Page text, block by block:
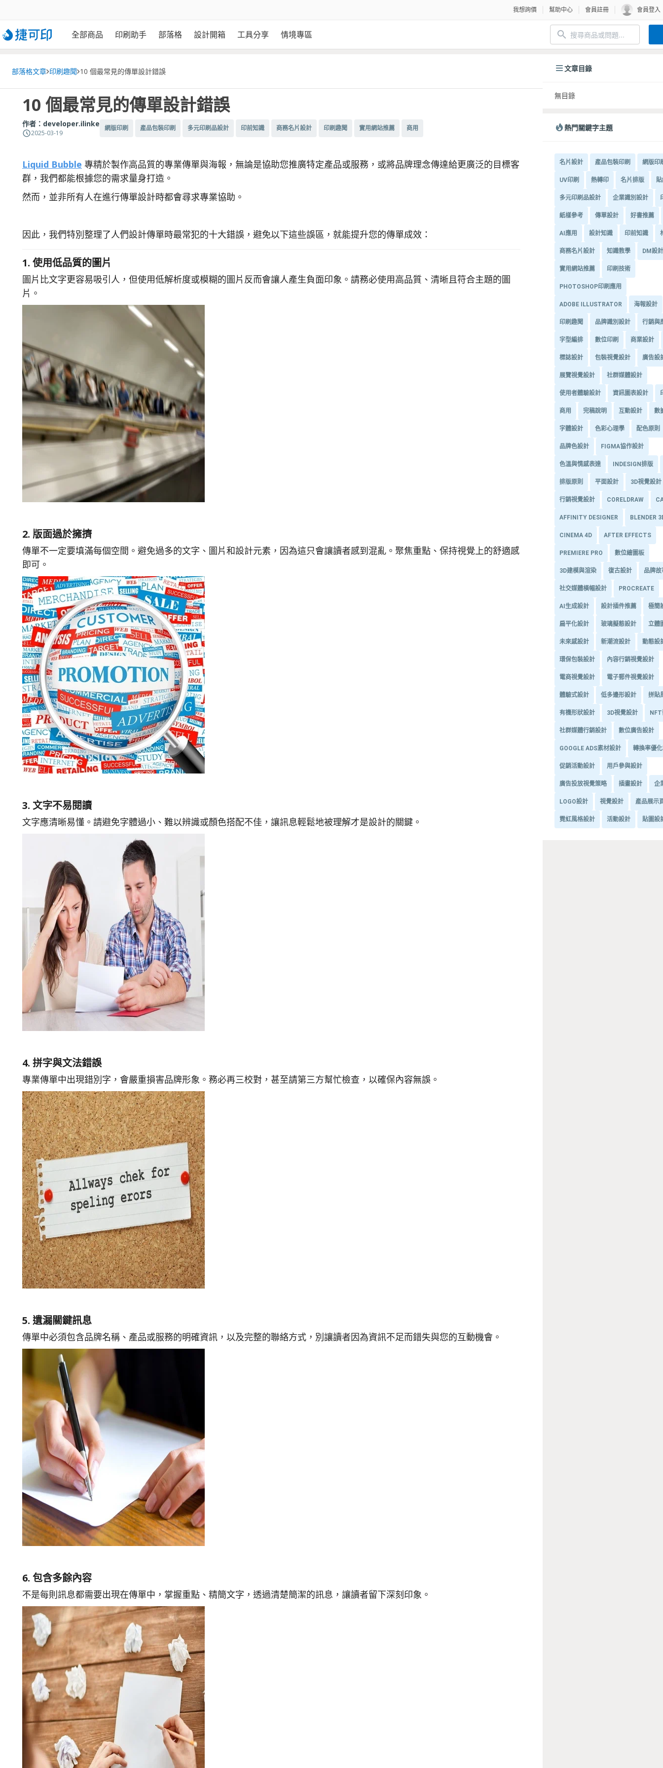
我想詢價 幫助中心 會員註冊 會員登入
全部商品 印刷助手 部落格 設計開箱 工具分享 情境專區
部落格文章 印刷趣聞 10 個最常見的傳單設計錯誤
10 個最常見的傳單設計錯誤
作者： developer.ilinke
2025-03-19
網版印刷 產品包裝印刷 多元印刷品設計 印前知識 商務名片設計 印刷趣聞 實用網站推薦 商用
Liquid Bubble 專精於製作高品質的專業傳單與海報，無論是協助您推廣特定產品或服務，或將品牌理念傳達給更廣泛的目標客
群，我們都能根據您的需求量身打造。
然而，並非所有人在進行傳單設計時都會尋求專業協助。
因此，我們特別整理了人們設計傳單時最常犯的十大錯誤，避免以下這些誤區，就能提升您的傳單成效：
1. 使用低品質的圖片
圖片比文字更容易吸引人，但使用低解析度或模糊的圖片反而會讓人產生負面印象。請務必使用高品質、清晰且符合主題的圖
片。
2. 版面過於擁擠
傳單不一定要填滿每個空間。避免過多的文字、圖片和設計元素，因為這只會讓讀者感到混亂。聚焦重點、保持視覺上的舒適感
即可。
3. 文字不易閱讀
文字應清晰易懂。請避免字體過小、難以辨識或顏色搭配不佳，讓訊息輕鬆地被理解才是設計的關鍵。
4. 拼字與文法錯誤
專業傳單中出現錯別字，會嚴重損害品牌形象。務必再三校對，甚至請第三方幫忙檢查，以確保內容無誤。
5. 遺漏關鍵訊息
傳單中必須包含品牌名稱、產品或服務的明確資訊，以及完整的聯絡方式，別讓讀者因為資訊不足而錯失與您的互動機會。
6. 包含多餘內容
不是每則訊息都需要出現在傳單中，掌握重點、精簡文字，透過清楚簡潔的訊息，讓讀者留下深刻印象。
文章目錄
無目錄
熱門關鍵字主題
名片設計 產品包裝印刷 網版印
UV印刷 熱轉印 名片排版
多元印刷品設計 企業識別設計
紙樣參考 傳單設計 好書推薦
AI應用 設計知識 印前知識
商務名片設計 知識教學 DM設計
實用網站推薦 印刷技術
PHOTOSHOP印刷應用
ADOBE ILLUSTRATOR 海報設計
印刷趣聞 品牌識別設計 行銷與
字型編排 數位印刷 商業設計
標誌設計 包裝視覺設計 廣告設
展覽視覺設計 社群媒體設計
使用者體驗設計 資訊圖表設計
商用 完稿說明 互動設計 數
字體設計 色彩心理學 配色原則
品牌色設計 FIGMA協作設計
色溫與情感表達 INDESIGN排版
排版原則 平面設計 3D視覺設計
行銷視覺設計 CORELDRAW
AFFINITY DESIGNER BLENDER
CINEMA 4D AFTER EFFECTS
PREMIERE PRO 數位繪圖板
3D建模與渲染 復古設計 品牌
社交媒體橫幅設計 PROCREATE
AI生成設計 設計插件推薦 極簡
扁平化設計 玻璃擬態設計 立體
未來感設計 新潮流設計 動態設
環保包裝設計 內容行銷視覺設計
電商視覺設計 電子郵件視覺設計
體驗式設計 低多邊形設計 拼貼
有機形狀設計 3D視覺設計
社群媒體行銷設計 數位廣告設計
GOOGLE ADS素材設計 轉換率優
促銷活動設計 用戶參與設計
廣告投放視覺策略 插畫設計 企
LOGO設計 視覺設計 產品展示
霓虹風格設計 活動設計 貼圖設